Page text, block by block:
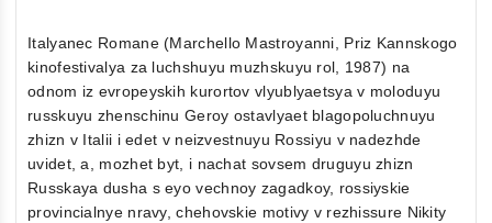
Italyanec Romane (Marchello Mastroyanni, Priz Kannskogo
kinofestivalya za luchshuyu muzhskuyu rol, 1987) na
odnom iz evropeyskih kurortov vlyublyaetsya v moloduyu
russkuyu zhenschinu Geroy ostavlyaet blagopoluchnuyu
zhizn v Italii i edet v neizvestnuyu Rossiyu v nadezhde
uvidet, a, mozhet byt, i nachat sovsem druguyu zhizn
Russkaya dusha s eyo vechnoy zagadkoy, rossiyskie
provincialnye nravy, chehovskie motivy v rezhissure Nikity